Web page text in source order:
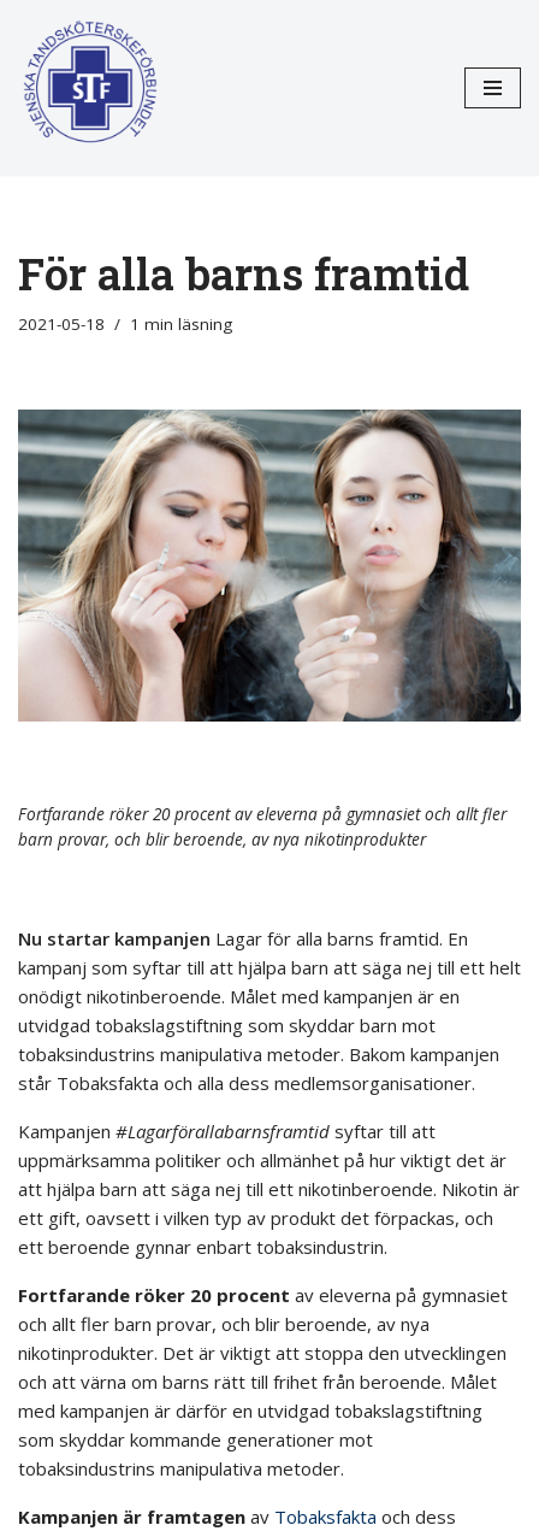
Hoppa
till
innehåll
För alla barns framtid
2021-05-18 1 min läsning
Fortfarande röker 20 procent av eleverna på gymnasiet och allt fler
barn provar, och blir beroende, av nya nikotinprodukter
Nu startar kampanjen Lagar för alla barns framtid. En
kampanj som syftar till att hjälpa barn att säga nej till ett helt
onödigt nikotinberoende. Målet med kampanjen är en
utvidgad tobakslagstiftning som skyddar barn mot
tobaksindustrins manipulativa metoder. Bakom kampanjen
står Tobaksfakta och alla dess medlemsorganisationer.
Kampanjen #Lagarförallabarnsframtid syftar till att
uppmärksamma politiker och allmänhet på hur viktigt det är
att hjälpa barn att säga nej till ett nikotinberoende. Nikotin är
ett gift, oavsett i vilken typ av produkt det förpackas, och
ett beroende gynnar enbart tobaksindustrin.
Fortfarande röker 20 procent av eleverna på gymnasiet
och allt fler barn provar, och blir beroende, av nya
nikotinprodukter. Det är viktigt att stoppa den utvecklingen
och att värna om barns rätt till frihet från beroende. Målet
med kampanjen är därför en utvidgad tobakslagstiftning
som skyddar kommande generationer mot
tobaksindustrins manipulativa metoder.
Kampanjen är framtagen av Tobaksfakta och dess